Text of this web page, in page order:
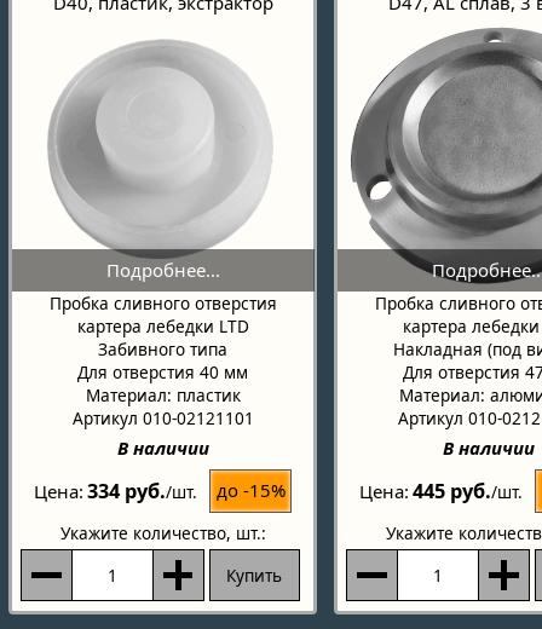
Пробка сливного отверстия
картера лебедки LTD
Забивного типа
Для отверстия 40 мм
Материал: пластик
Артикул 010-02121101
В наличии
Цена 334 руб./шт. до -15%
Укажите количество, шт.:
Купить
Пробка сливного
картера
Накладная (под
Для отверстия
Материал:
Артикул 010-
В наличии
Цена 445 руб./шт.
Укажите